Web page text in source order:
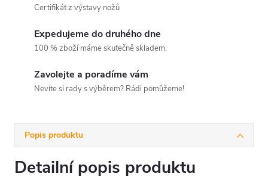
Certifikát z výstavy nožů
Expedujeme do druhého dne
100 % zboží máme skutečně skladem.
Zavolejte a poradíme vám
Nevíte si rady s výběrem? Rádi pomůžeme!
Popis produktu
Detailní popis produktu